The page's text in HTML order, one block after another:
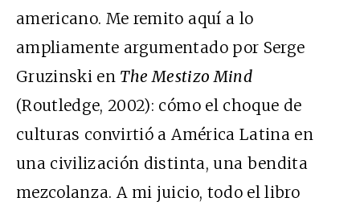
americano. Me remito aquí a lo
ampliamente argumentado por Serge
Gruzinski en The Mestizo Mind
(Routledge, 2002): cómo el choque de
culturas convirtió a América Latina en
una civilización distinta, una bendita
mezcolanza. A mi juicio, todo el libro